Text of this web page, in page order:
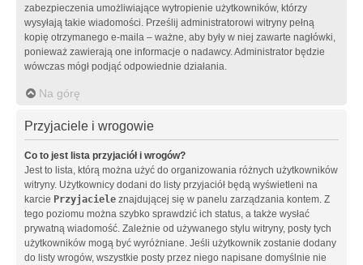
zabezpieczenia umożliwiające wytropienie użytkowników, którzy
wysyłają takie wiadomości. Prześlij administratorowi witryny pełną
kopię otrzymanego e-maila – ważne, aby były w niej zawarte nagłówki,
ponieważ zawierają one informacje o nadawcy. Administrator będzie
wówczas mógł podjąć odpowiednie działania.
Na górę
Przyjaciele i wrogowie
Co to jest lista przyjaciół i wrogów?
Jest to lista, którą można użyć do organizowania różnych użytkowników
witryny. Użytkownicy dodani do listy przyjaciół będą wyświetleni na
karcie Przyjaciele znajdującej się w panelu zarządzania kontem. Z
tego poziomu można szybko sprawdzić ich status, a także wysłać
prywatną wiadomość. Zależnie od używanego stylu witryny, posty tych
użytkowników mogą być wyróżniane. Jeśli użytkownik zostanie dodany
do listy wrogów, wszystkie posty przez niego napisane domyślnie nie